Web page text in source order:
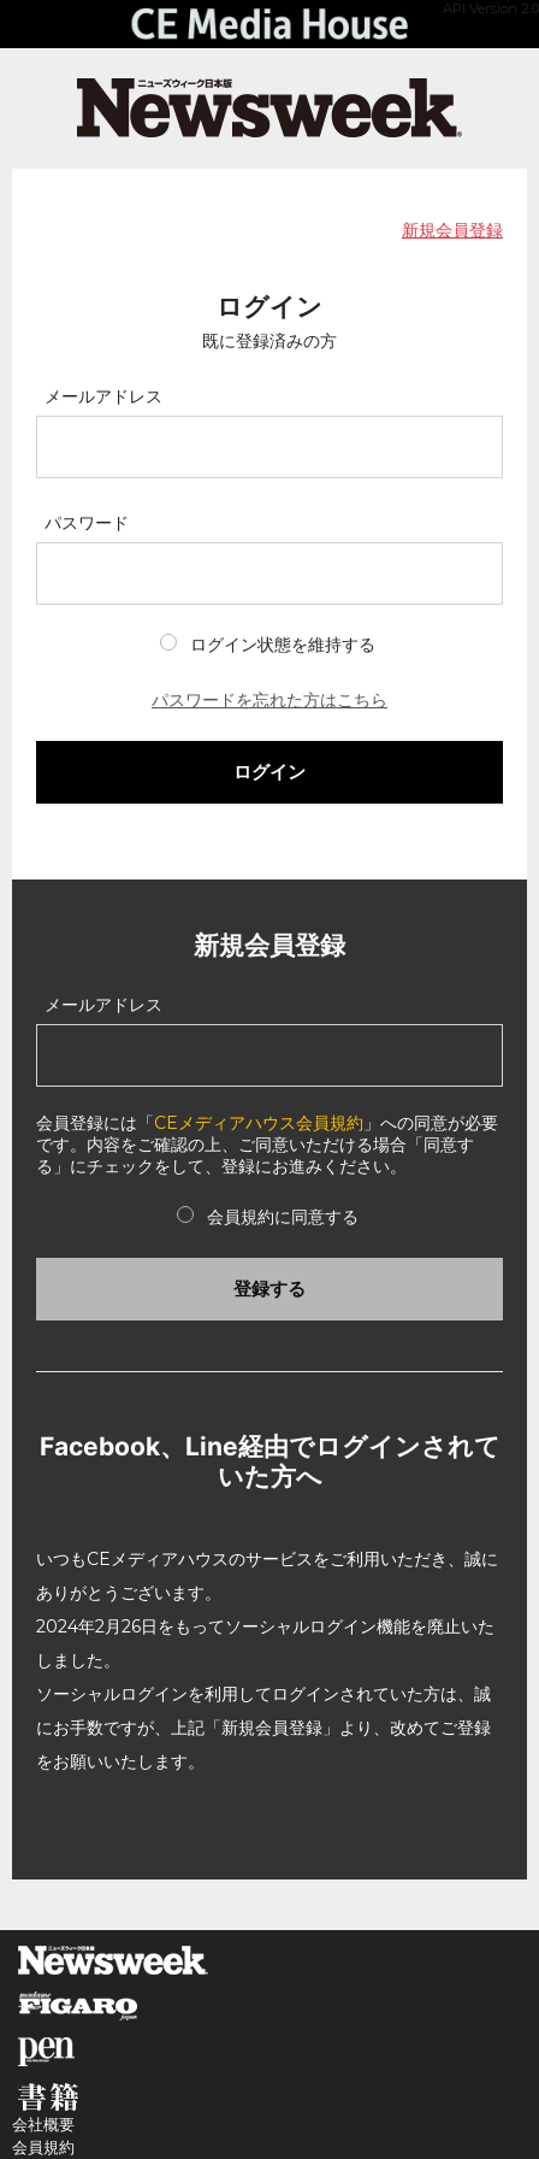
API Version 2.0
新規会員登録
ログイン
既に登録済みの方
メールアドレス
パスワード
ログイン状態を維持する
パスワードを忘れた方はこちら
ログイン
新規会員登録
メールアドレス
会員登録には「CEメディアハウス会員規約 」への同意が必要
です。内容をご確認の上、ご同意いただける場合「同意す
る」にチェックをして、登録にお進みください。
会員規約に同意する
登録する
Facebook、Line経由でログインされて
いた方へ
いつもCEメディアハウスのサービスをご利用いただき、誠に
ありがとうございます。
2024年2月26日をもってソーシャルログイン機能を廃止いた
しました。
ソーシャルログインを利用してログインされていた方は、誠
にお手数ですが、上記「新規会員登録」より、改めてご登録
をお願いいたします。
会社概要
会員規約